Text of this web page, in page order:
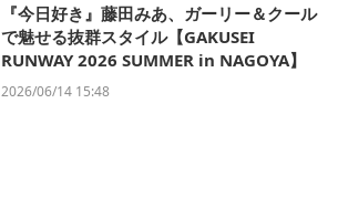
『今日好き』藤田みあ、ガーリー＆クール
で魅せる抜群スタイル【GAKUSEI
RUNWAY 2026 SUMMER in NAGOYA】
2026/06/14 15:48